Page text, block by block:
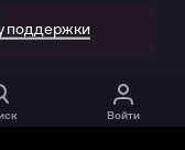
Войти
поддержки